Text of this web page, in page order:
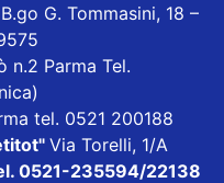
B.go G. Tommasini, 18 –
n.2 Parma Tel.
tel. 0521 200188
Via Torelli, 1/A
0521-235594/22138